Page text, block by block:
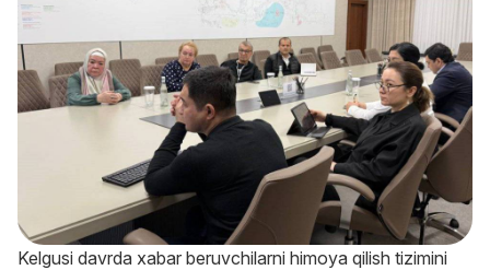
Kelgusi davrda xabar beruvchilarni himoya qilish tizimini